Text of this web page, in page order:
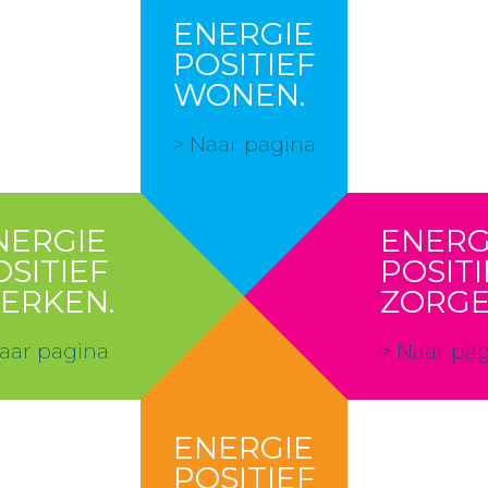
ENERGIE
POSITIEF
WONEN.
> Naar pagina
pagina > Naar
ENERGIE
POSITIEF